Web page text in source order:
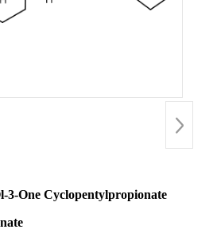
3-One Cyclopentylpropionate